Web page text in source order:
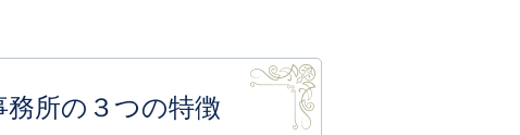
所の３つの特徴